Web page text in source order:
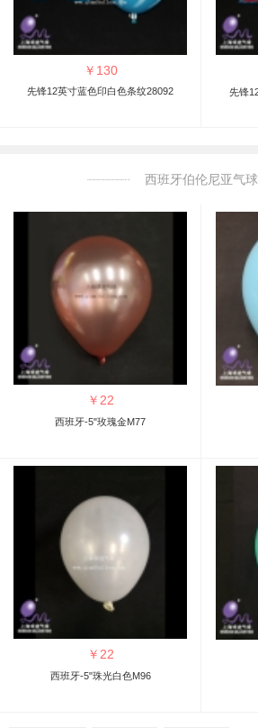
￥ 130
先锋12英寸蓝色印白色条纹28092 先锋
西班牙伯伦尼亚气球
￥22
西班牙-5"玫瑰金M77
￥22
西班牙-5"珠光白色M96